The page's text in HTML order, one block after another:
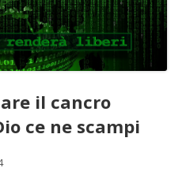
il cancro
ce ne scampi